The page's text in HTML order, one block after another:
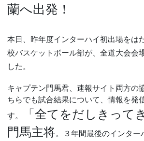
蘭へ出発！
本日、昨年度インターハイ初出場をは
校バスケットボール部が、全道大会会
した。
キャプテン門馬君、速報サイト両方の
ちらでも試合結果について、情報を発
す。
「全てをだしきって
門馬主将。３年間最後のインタ